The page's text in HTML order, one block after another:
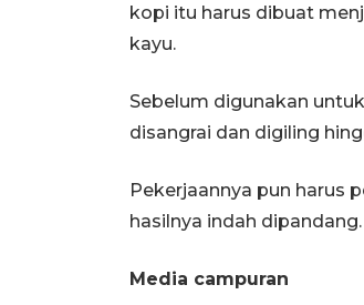
kopi itu harus dibuat
kayu.
Sebelum digunakan
disangrai dan digiling
Pekerjaannya pun harus
hasilnya indah dipandang.
Media campuran